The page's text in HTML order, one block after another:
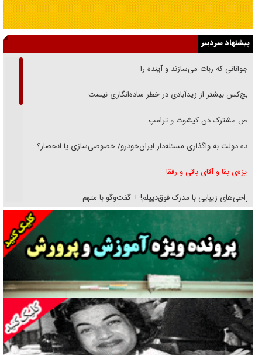
پیشنهاد سردبیر
نوجوانانی که ربات می‌سازند و آینده را
هیچ‌کس بیشتر از زیدآبادی در خطر ساده‌انگاری نیست
رقص مشترک دن کیشوت و ترامپ
دنده دولت به واگذاری مسئله‌دار ایران‌خودرو/ خصوصی‌سازی یا انحصار؟
غریزه‌ی بقا و آقای باقی و رفقا
جراحی‌های زیبایی با مدرک فوق‌دیپلم! + گفت‌وگو با متهم
گفت‌وگو با همسر یکی از شهدای جنگ رمضان/ پیکر بی‌سر شهید را از
انگشت‌های پا شناسایی کردیم
نسلی که آنلاین الگو می‌گیرد
گفت‌وگو با آیت‌الله جاودان/ جفای مخالفان مکانت معنوی رهبر شهید را
ارتقا می‌داد
راننده مست به قانون می‌خندد